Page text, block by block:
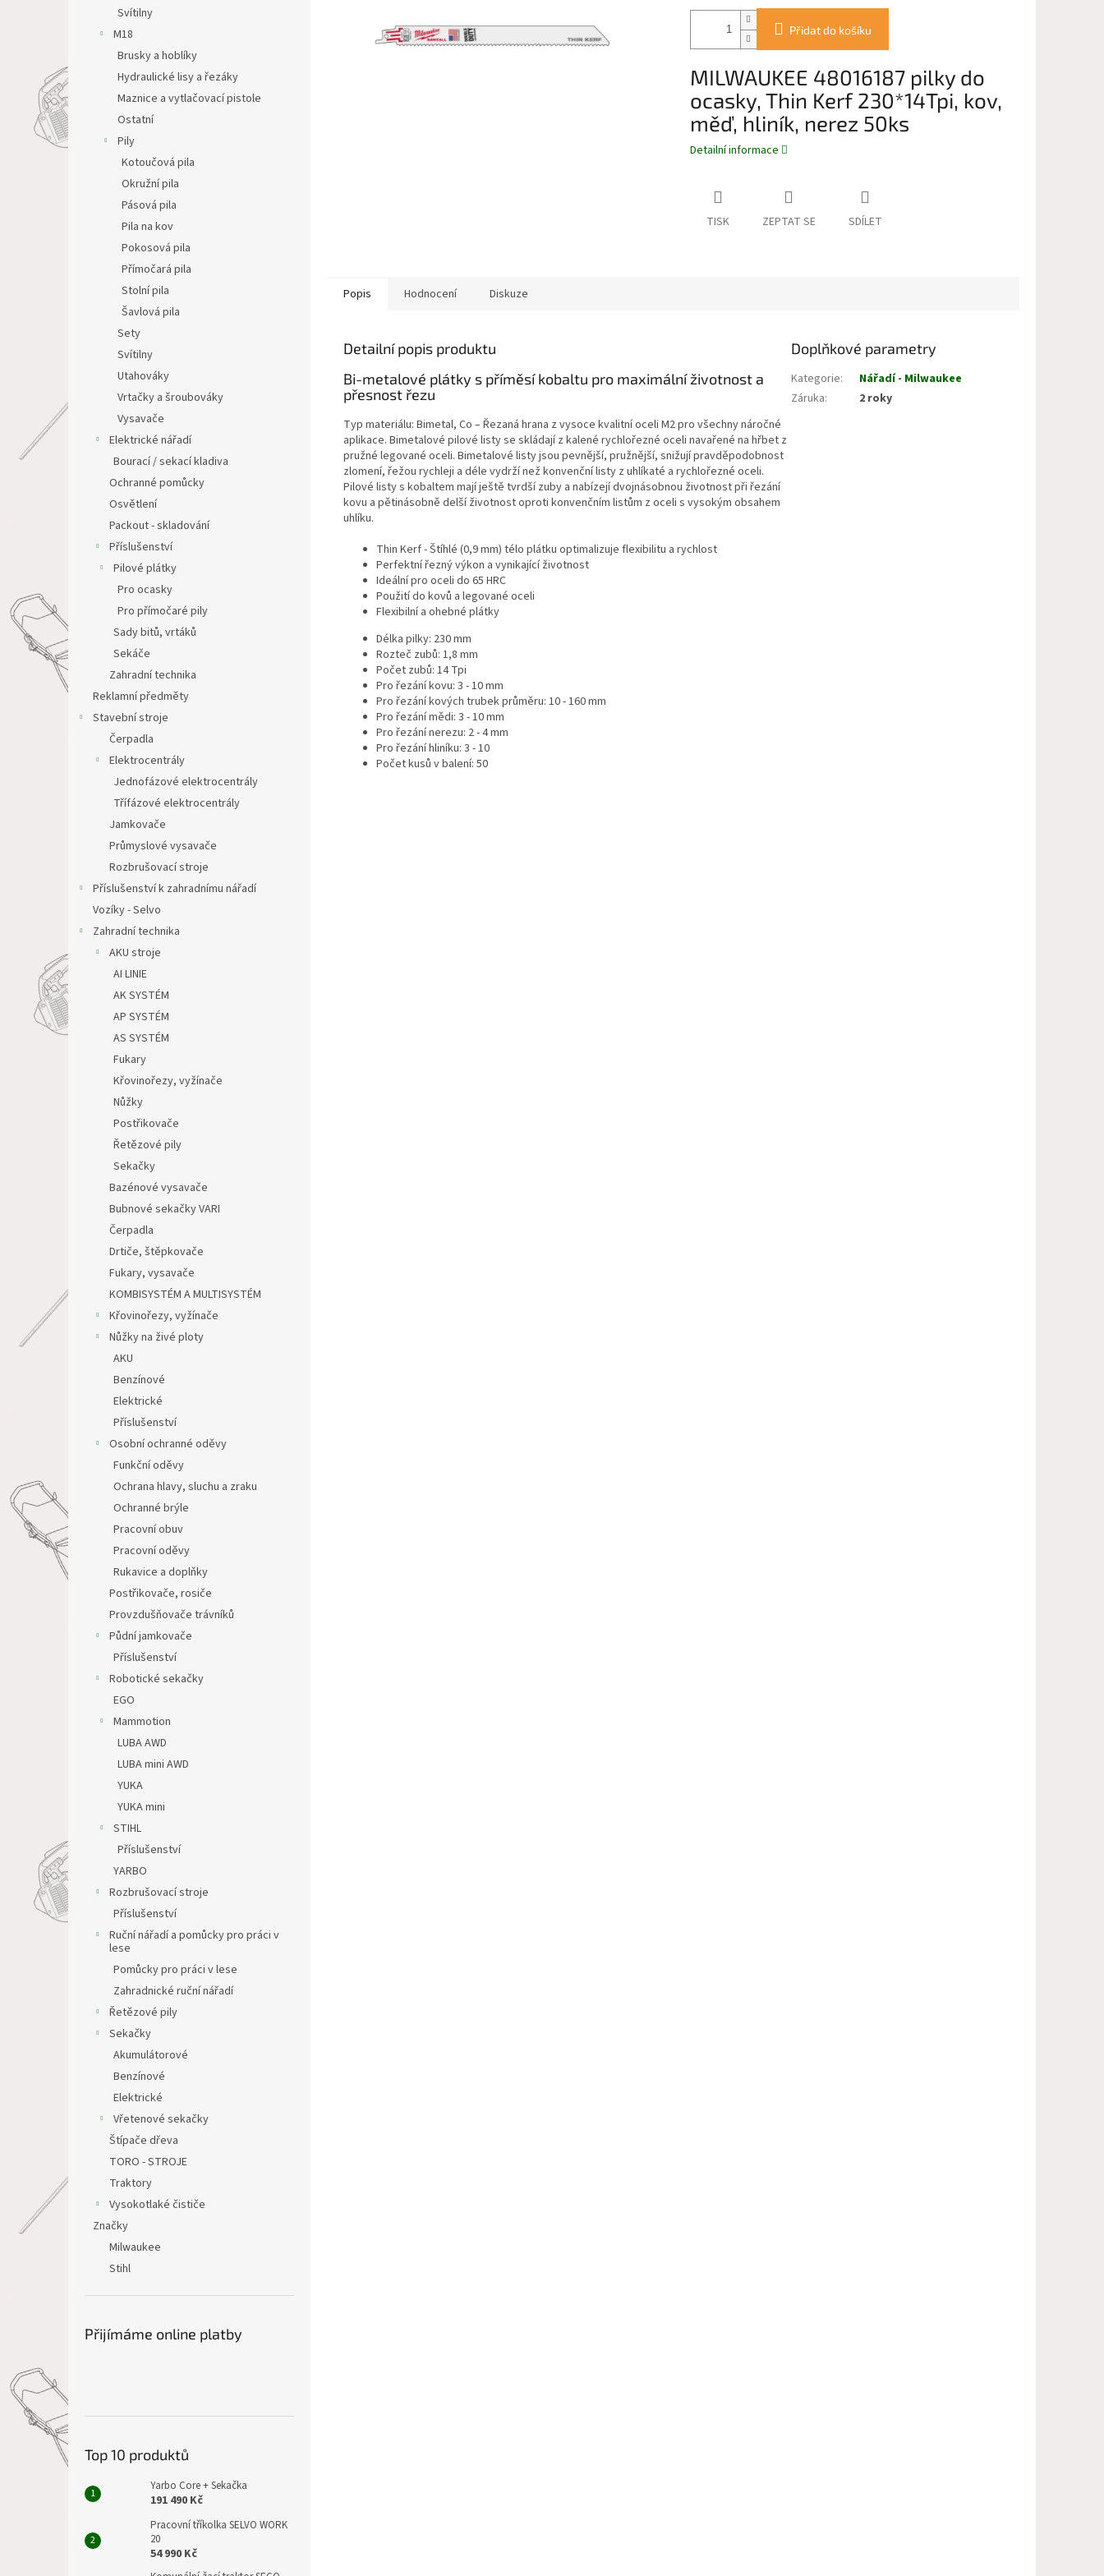
Svítilny
M18
Brusky a hoblíky
Hydraulické lisy a řezáky
Maznice a vytlačovací pistole
Ostatní
Pily
Kotoučová pila
Okružní pila
Pásová pila
Pila na kov
Pokosová pila
Přímočará pila
Stolní pila
Šavlová pila
Sety
Svítilny
Utahováky
Vrtačky a šroubováky
Vysavače
Elektrické nářadí
Bourací / sekací kladiva
Ochranné pomůcky
Osvětlení
Packout - skladování
Příslušenství
Pilové plátky
Pro ocasky
Pro přímočaré pily
Sady bitů, vrtáků
Sekáče
Zahradní technika
Reklamní předměty
Stavební stroje
Čerpadla
Elektrocentrály
Jednofázové elektrocentrály
Třífázové elektrocentrály
Jamkovače
Průmyslové vysavače
Rozbrušovací stroje
Příslušenství k zahradnímu nářadí
Vozíky - Selvo
Zahradní technika
AKU stroje
AI LINIE
AK SYSTÉM
AP SYSTÉM
AS SYSTÉM
Fukary
Křovinořezy, vyžínače
Nůžky
Postřikovače
Řetězové pily
Sekačky
Bazénové vysavače
Bubnové sekačky VARI
Čerpadla
Drtiče, štěpkovače
Fukary, vysavače
KOMBISYSTÉM A MULTISYSTÉM
Křovinořezy, vyžínače
Nůžky na živé ploty
AKU
Benzínové
Elektrické
Příslušenství
Osobní ochranné oděvy
Funkční oděvy
Ochrana hlavy, sluchu a zraku
Ochranné brýle
Pracovní obuv
Pracovní oděvy
Rukavice a doplňky
Postřikovače, rosiče
Provzdušňovače trávníků
Půdní jamkovače
Příslušenství
Robotické sekačky
EGO
Mammotion
LUBA AWD
LUBA mini AWD
YUKA
YUKA mini
STIHL
Příslušenství
YARBO
Rozbrušovací stroje
Příslušenství
Ruční nářadí a pomůcky pro práci v
lese
Pomůcky pro práci v lese
Zahradnické ruční nářadí
Řetězové pily
Sekačky
Akumulátorové
Benzínové
Elektrické
Vřetenové sekačky
Štípače dřeva
TORO - STROJE
Traktory
Vysokotlaké čističe
Značky
Milwaukee
Stihl
Přijímáme online platby
Top 10 produktů
Yarbo Core + Sekačka
191 490 Kč
Pracovní tříkolka SELVO WORK
20
54 990 Kč
Přidat do košíku
MILWAUKEE 48016187 pilky do
ocasky, Thin Kerf 230*14Tpi, kov,
měď, hliník, nerez 50ks
Detailní informace
TISK ZEPTAT SE SDÍLET
Popis Hodnocení Diskuze
Detailní popis produktu
Bi-metalové plátky s příměsí kobaltu pro maximální životnost a
přesnost řezu
Typ materiálu: Bimetal, Co – Řezaná hrana z vysoce kvalitní oceli M2 pro všechny náročné
aplikace. Bimetalové pilové listy se skládají z kalené rychlořezné oceli navařené na hřbet z
pružné legované oceli. Bimetalové listy jsou pevnější, pružnější, snižují pravděpodobnost
zlomení, řežou rychleji a déle vydrží než konvenční listy z uhlíkaté a rychlořezné oceli.
Pilové listy s kobaltem mají ještě tvrdší zuby a nabízejí dvojnásobnou životnost při řezání
kovu a pětinásobně delší životnost oproti konvenčním listům z oceli s vysokým obsahem
uhlíku.
Thin Kerf - Štíhlé (0,9 mm) télo plátku optimalizuje flexibilitu a rychlost
Perfektní řezný výkon a vynikající životnost
Ideální pro oceli do 65 HRC
Použití do kovů a legované oceli
Flexibilní a ohebné plátky
Délka pilky: 230 mm
Rozteč zubů: 1,8 mm
Počet zubů: 14 Tpi
Pro řezání kovu: 3 - 10 mm
Pro řezání kových trubek průměru: 10 - 160 mm
Pro řezání mědi: 3 - 10 mm
Pro řezání nerezu: 2 - 4 mm
Pro řezání hliníku: 3 - 10
Počet kusů v balení: 50
Doplňkové parametry
Kategorie:
Nářadí - Milwaukee
Záruka: 2 roky